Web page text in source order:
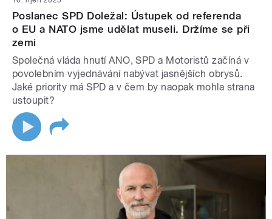
Poslanec SPD Doležal: Ústupek od referenda
o EU a NATO jsme udělat museli. Držíme se při
zemi
Společná vláda hnutí ANO, SPD a Motoristů začíná v
povolebním vyjednávání nabývat jasnějších obrysů.
Jaké priority má SPD a v čem by naopak mohla strana
ustoupit?